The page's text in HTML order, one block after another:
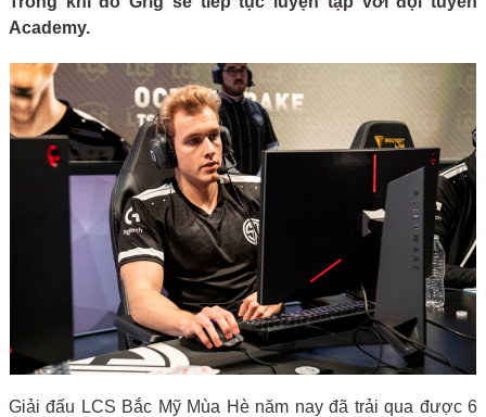
Academy.
Giải đấu LCS Bắc Mỹ Mùa Hè năm nay đã trải qua được 6